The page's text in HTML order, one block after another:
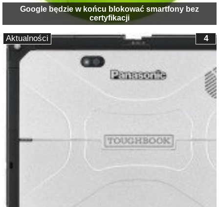
Google będzie w końcu blokować smartfony bez
certyfikacji
4
Aktualności